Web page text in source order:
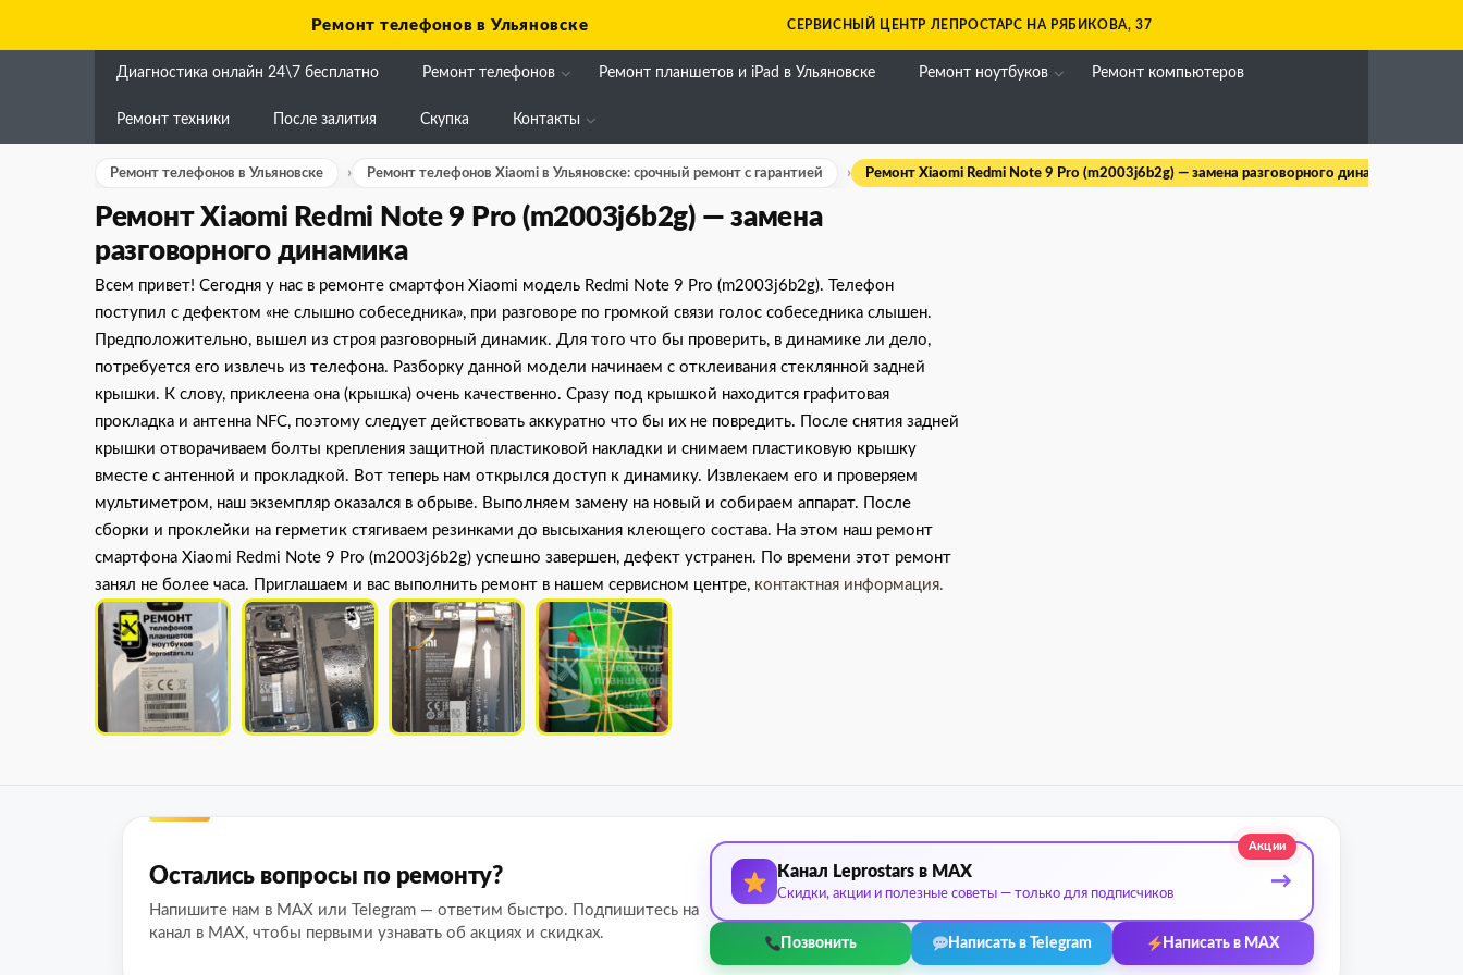
Ремонт телефонов в Ульяновске СЕРВИСНЫЙ ЦЕНТР ЛЕПРОСТАРС НА РЯБИКОВА, 37
Диагностика онлайн 24\7 бесплатно Ремонт телефонов Ремонт планшетов и iPad в Ульяновске Ремонт ноутбуков Ремонт компьютеров
Ремонт техники После залития Скупка Контакты
Ремонт телефонов в Ульяновске Ремонт телефонов Xiaomi в Ульяновске: срочный ремонт с гарантией Ремонт Xiaomi Redmi Note 9 Pro (m2003j6b2g) — замена разговорного динамика
Ремонт Xiaomi Redmi Note 9 Pro (m2003j6b2g) — замена
разговорного динамика
Всем привет! Сегодня у нас в ремонте смартфон Xiaomi модель Redmi Note 9 Pro (m2003j6b2g). Телефон
поступил с дефектом «не слышно собеседника», при разговоре по громкой связи голос собеседника слышен.
Предположительно, вышел из строя разговорный динамик. Для того что бы проверить, в динамике ли дело,
потребуется его извлечь из телефона. Разборку данной модели начинаем с отклеивания стеклянной задней
крышки. К слову, приклеена она (крышка) очень качественно. Сразу под крышкой находится графитовая
прокладка и антенна NFC, поэтому следует действовать аккуратно что бы их не повредить. После снятия задней
крышки отворачиваем болты крепления защитной пластиковой накладки и снимаем пластиковую крышку
вместе с антенной и прокладкой. Вот теперь нам открылся доступ к динамику. Извлекаем его и проверяем
мультиметром, наш экземпляр оказался в обрыве. Выполняем замену на новый и собираем аппарат. После
сборки и проклейки на герметик стягиваем резинками до высыхания клеющего состава. На этом наш ремонт
смартфона Xiaomi Redmi Note 9 Pro (m2003j6b2g) успешно завершен, дефект устранен. По времени этот ремонт
занял не более часа. Приглашаем и вас выполнить ремонт в нашем сервисном центре, контактная информация.
Остались вопросы по ремонту?
Напишите нам в MAX или Telegram — ответим быстро. Подпишитесь на
канал в MAX, чтобы первыми узнавать об акциях и скидках.
Акции
Канал Leprostars в MAX
Скидки, акции и полезные советы — только для подписчиков
→
Позвонить Написать в Telegram Написать в MAX